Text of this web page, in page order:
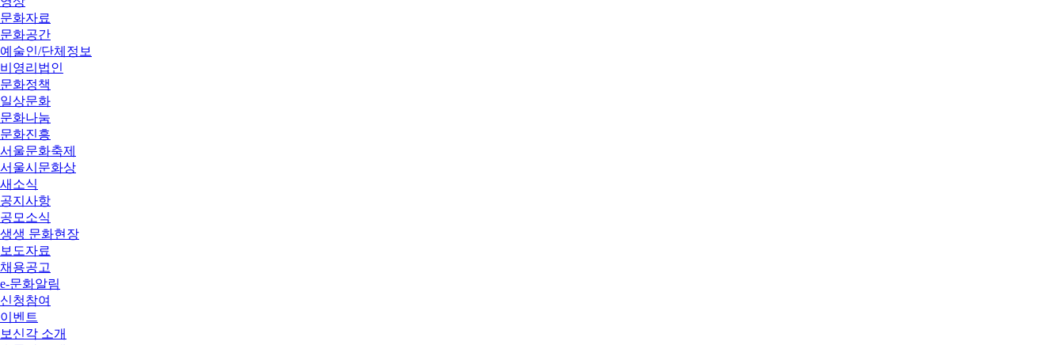
문화자료
문화공간
예술인/단체정보
비영리법인
문화정책
일상문화
문화나눔
문화진흥
서울문화축제
서울시문화상
새소식
공지사항
공모소식
생생 문화현장
보도자료
채용공고
e-문화알림
신청참여
이벤트
보신각 소개